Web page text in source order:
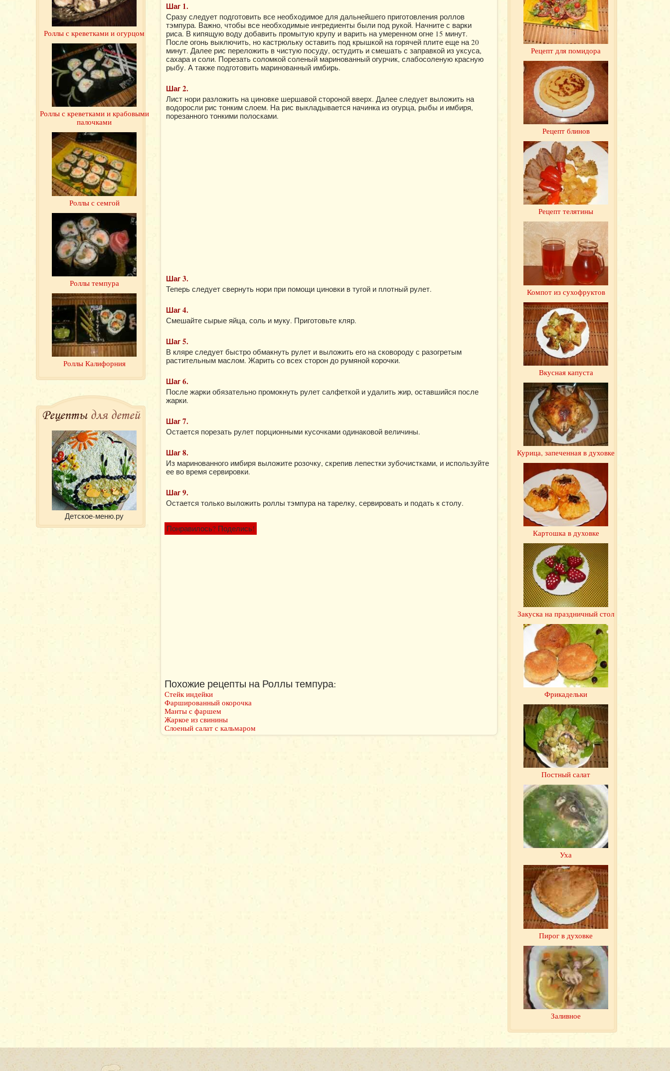
Шаг 1.
Сразу следует подготовить все необходимое для дальнейшего приготовления роллов
тэмпура. Важно, чтобы все необходимые ингредиенты были под рукой. Начните с варки
риса. В кипящую воду добавить промытую крупу и варить на умеренном огне 15 минут.
После огонь выключить, но кастрюльку оставить под крышкой на горячей плите еще на 20
минут. Далее рис переложить в чистую посуду, остудить и смешать с заправкой из уксуса,
сахара и соли. Порезать соломкой соленый маринованный огурчик, слабосоленую красную
рыбу. А также подготовить маринованный имбирь.
Шаг 2.
Лист нори разложить на циновке шершавой стороной вверх. Далее следует выложить на
водоросли рис тонким слоем. На рис выкладывается начинка из огурца, рыбы и имбиря,
порезанного тонкими полосками.
Шаг 3.
Теперь следует свернуть нори при помощи циновки в тугой и плотный рулет.
Шаг 4.
Смешайте сырые яйца, соль и муку. Приготовьте кляр.
Шаг 5.
В кляре следует быстро обмакнуть рулет и выложить его на сковороду с разогретым
растительным маслом. Жарить со всех сторон до румяной корочки.
Шаг 6.
После жарки обязательно промокнуть рулет салфеткой и удалить жир, оставшийся после
жарки.
Шаг 7.
Остается порезать рулет порционными кусочками одинаковой величины.
Шаг 8.
Из маринованного имбиря выложите розочку, скрепив лепестки зубочистками, и используйте
ее во время сервировки.
Шаг 9.
Остается только выложить роллы тэмпура на тарелку, сервировать и подать к столу.
Понравилось? Поделись!
Похожие рецепты на Роллы темпура:
Стейк индейки
Фаршированный окорочка
Манты с фаршем
Жаркое из свинины
Слоеный салат с кальмаром
Роллы с креветками и огурцом
Роллы с креветками и крабовыми
палочками
Роллы с семгой
Роллы темпура
Роллы Калифорния
Рецепты для детей
Детское-меню.ру
Рецепт для помидора
Рецепт блинов
Рецепт телятины
Компот из сухофруктов
Вкусная капуста
Курица, запеченная в духовке
Картошка в духовке
Закуска на праздничный стол
Фрикадельки
Постный салат
Уха
Пирог в духовке
Заливное